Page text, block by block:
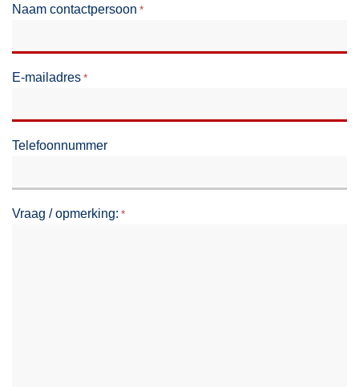
Naam contactpersoon
E-mailadres
Telefoonnummer
Vraag / opmerking: